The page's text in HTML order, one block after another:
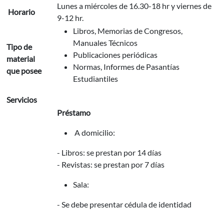
Horario
Lunes a miércoles de 16.30-18 hr y viernes de
9-12 hr.
Tipo de
material
que posee
Libros, Memorias de Congresos,
Manuales Técnicos
Publicaciones periódicas
Normas, Informes de Pasantías
Estudiantiles
Servicios
Préstamo
A domicilio:
- Libros: se prestan por 14 días
- Revistas: se prestan por 7 días
Sala:
- Se debe presentar cédula de identidad